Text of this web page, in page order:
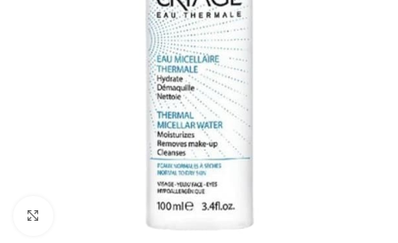
Kliknite za povećanje